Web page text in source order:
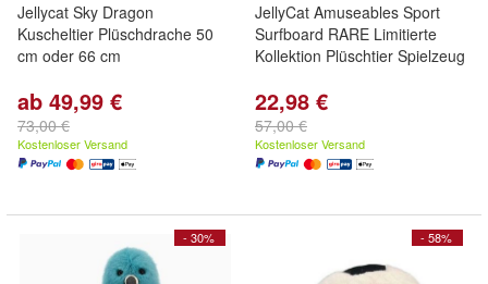
Jellycat Sky Dragon
Kuscheltier Plüschdrache 50
cm oder 66 cm
ab 49,99 €
73,00 €
Kostenloser Versand
JellyCat Amuseables Sport
Surfboard RARE Limitierte
Kollektion Plüschtier Spielzeug
22,98 €
57,00 €
Kostenloser Versand
- 30% - 58%